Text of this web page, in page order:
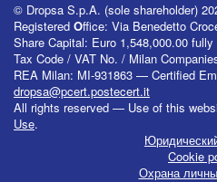
© Dropsa S.p.A. (sole shareholder)
Registered Office: Via Benedetto
Share Capital: Euro 1,548,000.00 fully
Tax Code / VAT No. / Milan
REA Milan: MI-931863 — Certified
dropsa@pcert.postecert.it
All rights reserved — Use of this
Use.
Cookie
Охрана